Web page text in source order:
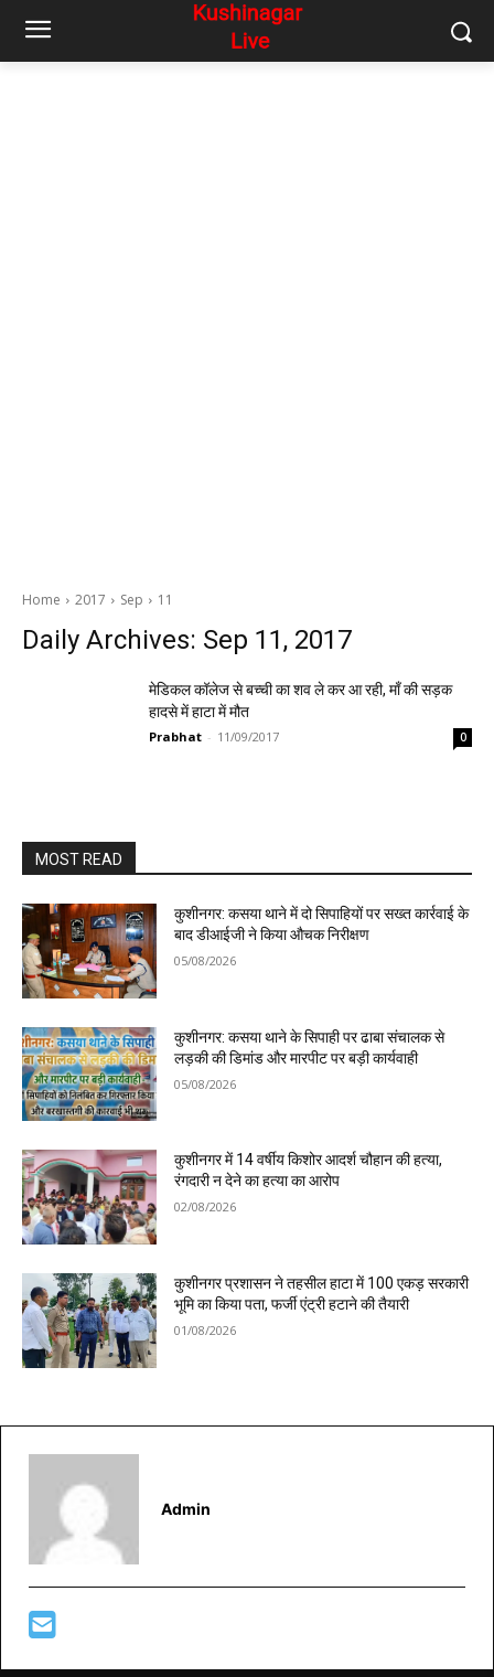
Home 2017 Sep 11
Daily Archives: Sep 11, 2017
मेडिकल कॉलेज से बच्ची का शव ले कर आ रही, माँ की सड़क
हादसे में हाटा में मौत
Prabhat - 11/09/2017 0
MOST READ
कुशीनगर: कसया थाने में दो सिपाहियों पर सख्त कार्रवाई के
बाद डीआईजी ने किया औचक निरीक्षण
05/08/2026
कुशीनगर: कसया थाने के सिपाही पर ढाबा संचालक से
लड़की की डिमांड और मारपीट पर बड़ी कार्यवाही
05/08/2026
कुशीनगर में 14 वर्षीय किशोर आदर्श चौहान की हत्या,
रंगदारी न देने का हत्या का आरोप
02/08/2026
कुशीनगर प्रशासन ने तहसील हाटा में 100 एकड़ सरकारी
भूमि का किया पता, फर्जी एंट्री हटाने की तैयारी
01/08/2026
Admin